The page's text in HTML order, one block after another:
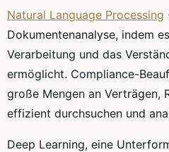
Natural Language Processing
Dokumentenanalyse, indem
Verarbeitung und das
ermöglicht. Compliance-
große Mengen an Verträgen,
effizient durchsuchen und
Deep Learning, eine